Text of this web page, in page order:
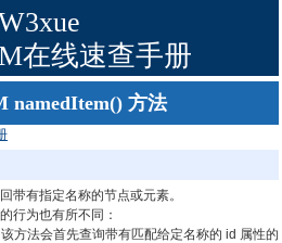
在线速查手册
namedItem() 方法
带有指定名称的节点或元素。
行为也有所不同：
方法会首先查询带有匹配给定名称的 id 属性的